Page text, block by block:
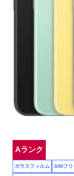
Aランク
ガラスフィルム SIMフリ